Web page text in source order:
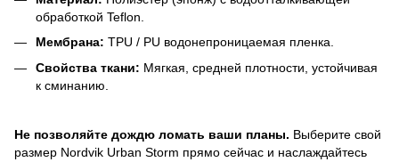
обработкой Teflon.
Мембрана: TPU / PU водонепроницаемая пленка.
Свойства ткани: Мягкая, средней плотности, устойчивая
к сминанию.
Не позволяйте дождю ломать ваши планы. Выберите свой
размер Nordvik Urban Storm прямо сейчас и наслаждайтесь